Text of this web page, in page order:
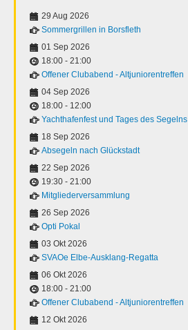
29 Aug 2026
Sommergrillen in Borsfleth
01 Sep 2026
18:00 - 21:00
Offener Clubabend - Altjuniorentreffen
04 Sep 2026
18:00 - 12:00
Yachthafenfest und Tages des Segelns
18 Sep 2026
Absegeln nach Glückstadt
22 Sep 2026
19:30 - 21:00
Mitgliederversammlung
26 Sep 2026
Opti Pokal
03 Okt 2026
SVAOe Elbe-Ausklang-Regatta
06 Okt 2026
18:00 - 21:00
Offener Clubabend - Altjuniorentreffen
12 Okt 2026